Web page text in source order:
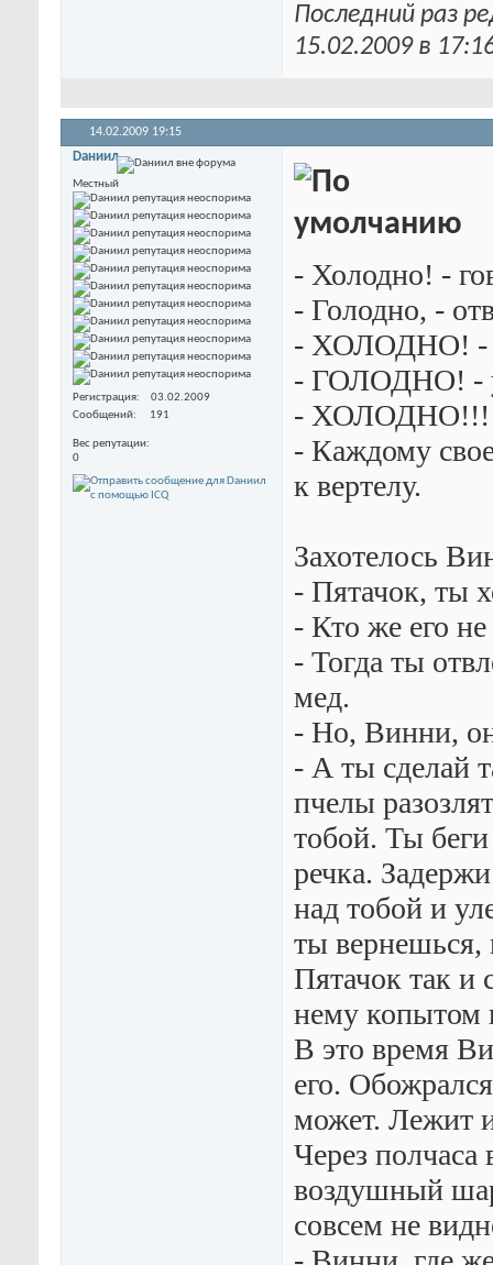
Последний раз
15.02.2009 в
14.02.2009 19:15
Dаниил
Местный
Регистрация
03.02.2009
Сообщений
191
Вес репутации
0
- Холодно! -
- Голодно, -
- ХОЛОДHО! -
- ГОЛОДHО! -
- ХОЛОДHО!!!
- Каждому
к веpтелу.
Захотелось
- Пятачок, ты
- Кто же его не
- Тогда ты
мед.
- Но, Винни,
- А ты сделай
пчелы
тобой. Ты беги
речка.
над тобой и
ты
Пятачок так и
нему копытом
В это время
его.
может. Лежит
Через полчаса
воздушный
совсем не